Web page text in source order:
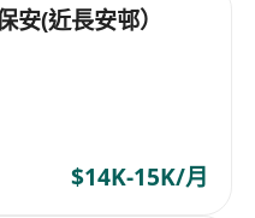
安(近長安邨）
$14K-15K/月